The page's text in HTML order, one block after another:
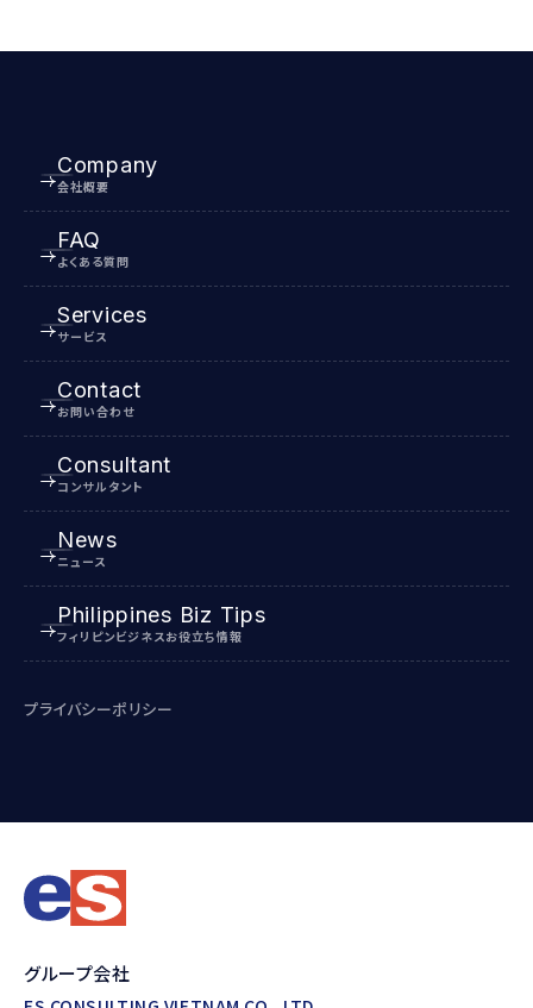
Company
会社概要
FAQ
よくある質問
Services
サービス
Contact
お問い合わせ
Consultant
コンサルタント
News
ニュース
Philippines Biz Tips
フィリピンビジネスお役立ち情報
プライバシーポリシー
グループ会社